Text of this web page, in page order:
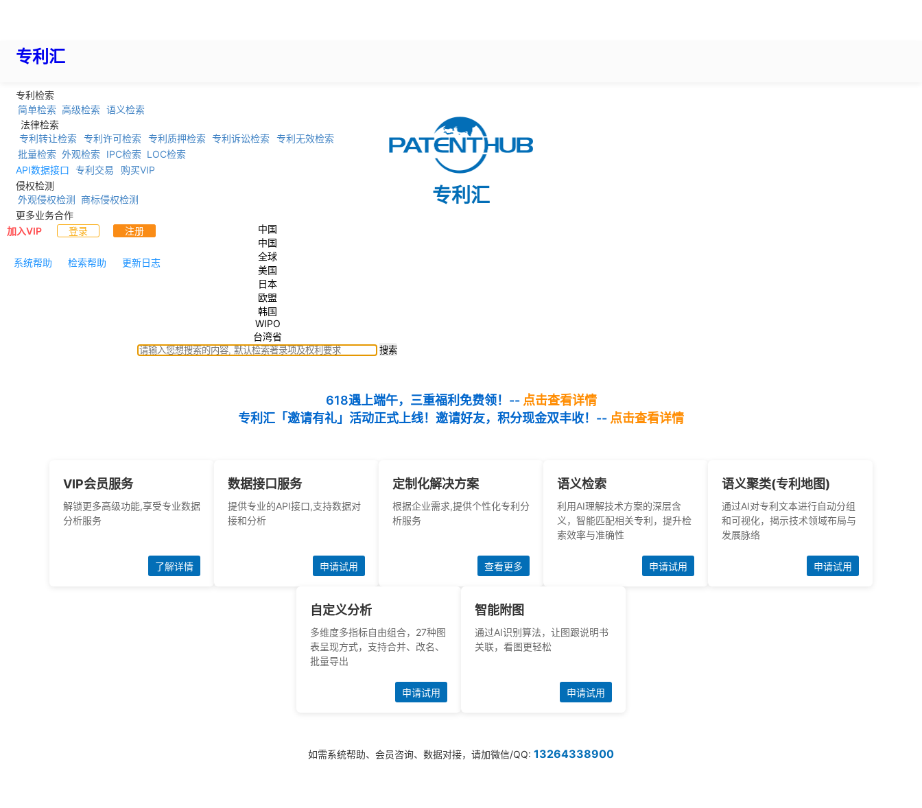
专利汇
专利检索
简单检索 高级检索 语义检索
法律检索
专利转让检索
专利许可检索 专利质押检索 专利诉讼检索
专利无效检索
批量检索 外观检索 IPC检索 LOC检索
API数据接口
专利交易
购买VIP
侵权检测
外观侵权检测 商标侵权检测
更多业务合作
加入VIP
登录 注册
系统帮助 检索帮助 更新日志
专利汇
中国
中国
全球
美国
日本
欧盟
韩国
WIPO
台湾省
搜索
618遇上端午，三重福利免费领！-- 点击查看详情
专利汇「邀请有礼」活动正式上线！邀请好友，积分现金双丰收！-- 点击查看详情
VIP会员服务
解锁更多高级功能,享受专业数据
分析服务
了解详情
数据接口服务
提供专业的API接口,支持数据对
接和分析
申请试用
定制化解决方案
根据企业需求,提供个性化专利分
析服务
查看更多
语义检索
利用AI理解技术方案的深层含
义，智能匹配相关专利，提升检
索效率与准确性
申请试用
语义聚类(专利地图)
通过AI对专利文本进行自动分组
和可视化，揭示技术领域布局与
发展脉络
申请试用
自定义分析
多维度多指标自由组合，27种图
表呈现方式，支持合并、改名、
批量导出
申请试用
智能附图
通过AI识别算法，让图跟说明书
关联，看图更轻松
申请试用
如需系统帮助、会员咨询、数据对接，请加微信/QQ: 13264338900